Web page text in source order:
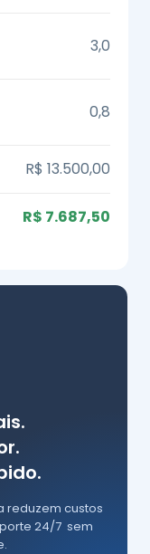
3,0
0,8
R$ 13.500,00
R$ 7.687,50
reduzem custos
24/7 sem